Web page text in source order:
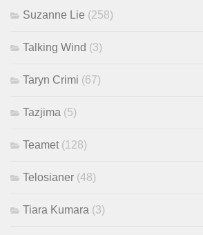
Suzanne Lie (258)
Talking Wind (3)
Taryn Crimi (67)
Tazjima (5)
Teamet (128)
Telosianer (48)
Tiara Kumara (3)